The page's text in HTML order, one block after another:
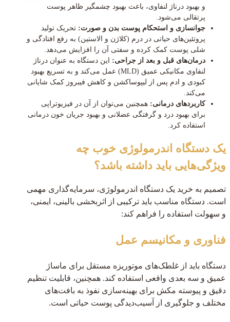
و بهبود درناژ لنفاوی، باعث بهبود چشمگیر ظاهر پوست
پرتقالی می‌شود.
جوانسازی و استحکام پوست بدن و صورت: تحریک تولید
پروتئین‌های حیاتی در درم (کلاژن و الاستین) به رفع افتادگی و
شلی پوست کمک کرده و سفتی آن را افزایش می‌دهد.
درمان‌های قبل و بعد از جراحی: این دستگاه به عنوان درناژ
لنفاوی مکانیکی عمیق (MLD) عمل می‌کند و به تسریع بهبود
کبودی و ادم پس از لیپوساکشن و کاهش فیبروز کمک شایانی
می‌کند.
کاربردهای درمانی: همچنین می‌توان از آن در فیزیوتراپی
برای بهبود درد و گرفتگی عضلانی و بهبود جریان خون درمانی
استفاده کرد.
یک دستگاه اندرمولوژی خوب چه
ویژگی‌هایی باید داشته باشد؟
تصمیم به خرید یک دستگاه اندرمولوژی، سرمایه‌گذاری مهمی
است. دستگاه مناسب باید ترکیبی از اثربخشی بالینی، ایمنی،
و سهولت استفاده را فراهم کند:
فناوری و مکانیسم عمل
دستگاه باید از غلطک‌های موتوریزه مستقل برای ماساژ
عمیق و سه بعدی واقعی استفاده کند. همچنین، قابلیت تنظیم
دقیق و پیوسته مکش برای بهینه‌سازی نفوذ به بافت‌های
مختلف و جلوگیری از آسیب‌دیدگی پوست حیاتی است.